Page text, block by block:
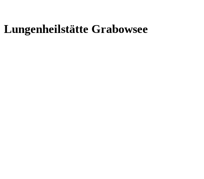
Lungenheilstätte Grabowsee